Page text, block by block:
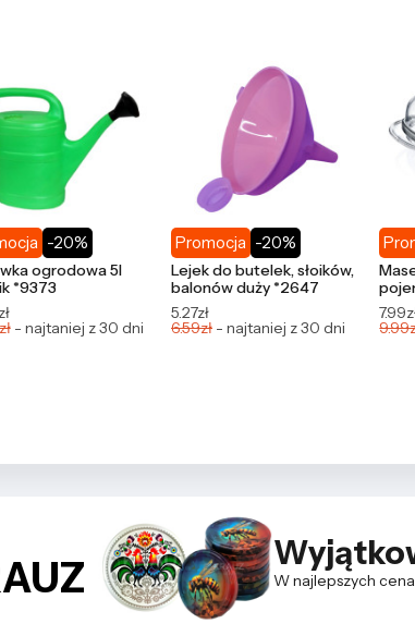
-20%
ogrodowa 5l
*9373
- najtaniej z 30 dni
Promocja -20%
Lejek do butelek, słoików,
balonów duży *2647
5.27zł
6.59zł - najtaniej z 30 dni
W najlepszych